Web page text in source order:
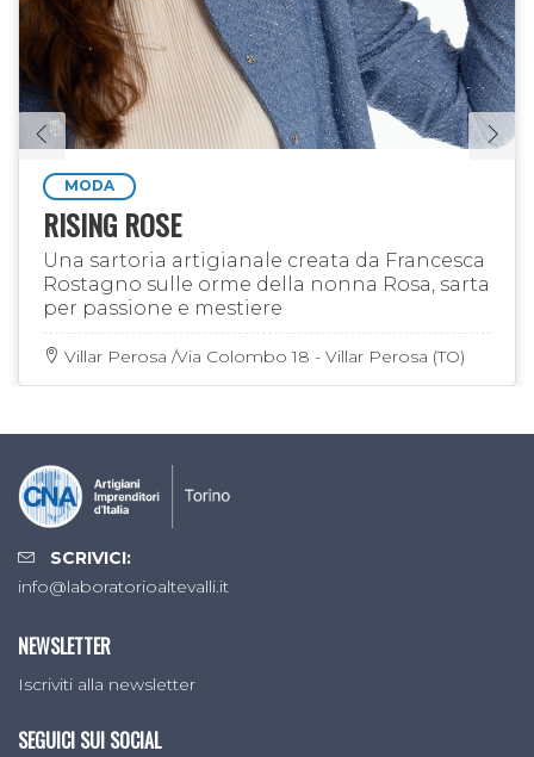
MODA
RISING ROSE
Una sartoria artigianale creata da Francesca
Rostagno sulle orme della nonna Rosa, sarta
per passione e mestiere
Villar Perosa /Via Colombo 18 - Villar Perosa (TO)
SCRIVICI:
info@laboratorioaltevalli.it
NEWSLETTER
Iscriviti alla newsletter
SEGUICI SUI SOCIAL